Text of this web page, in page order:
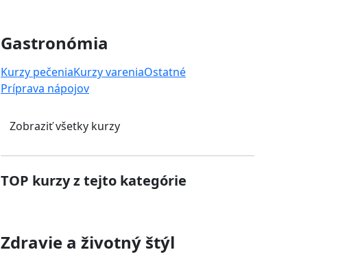
Gastronómia
Kurzy pečeniaKurzy vareniaOstatné
Príprava nápojov
Zobraziť všetky kurzy
TOP kurzy z tejto kategórie
Zdravie a životný štýl